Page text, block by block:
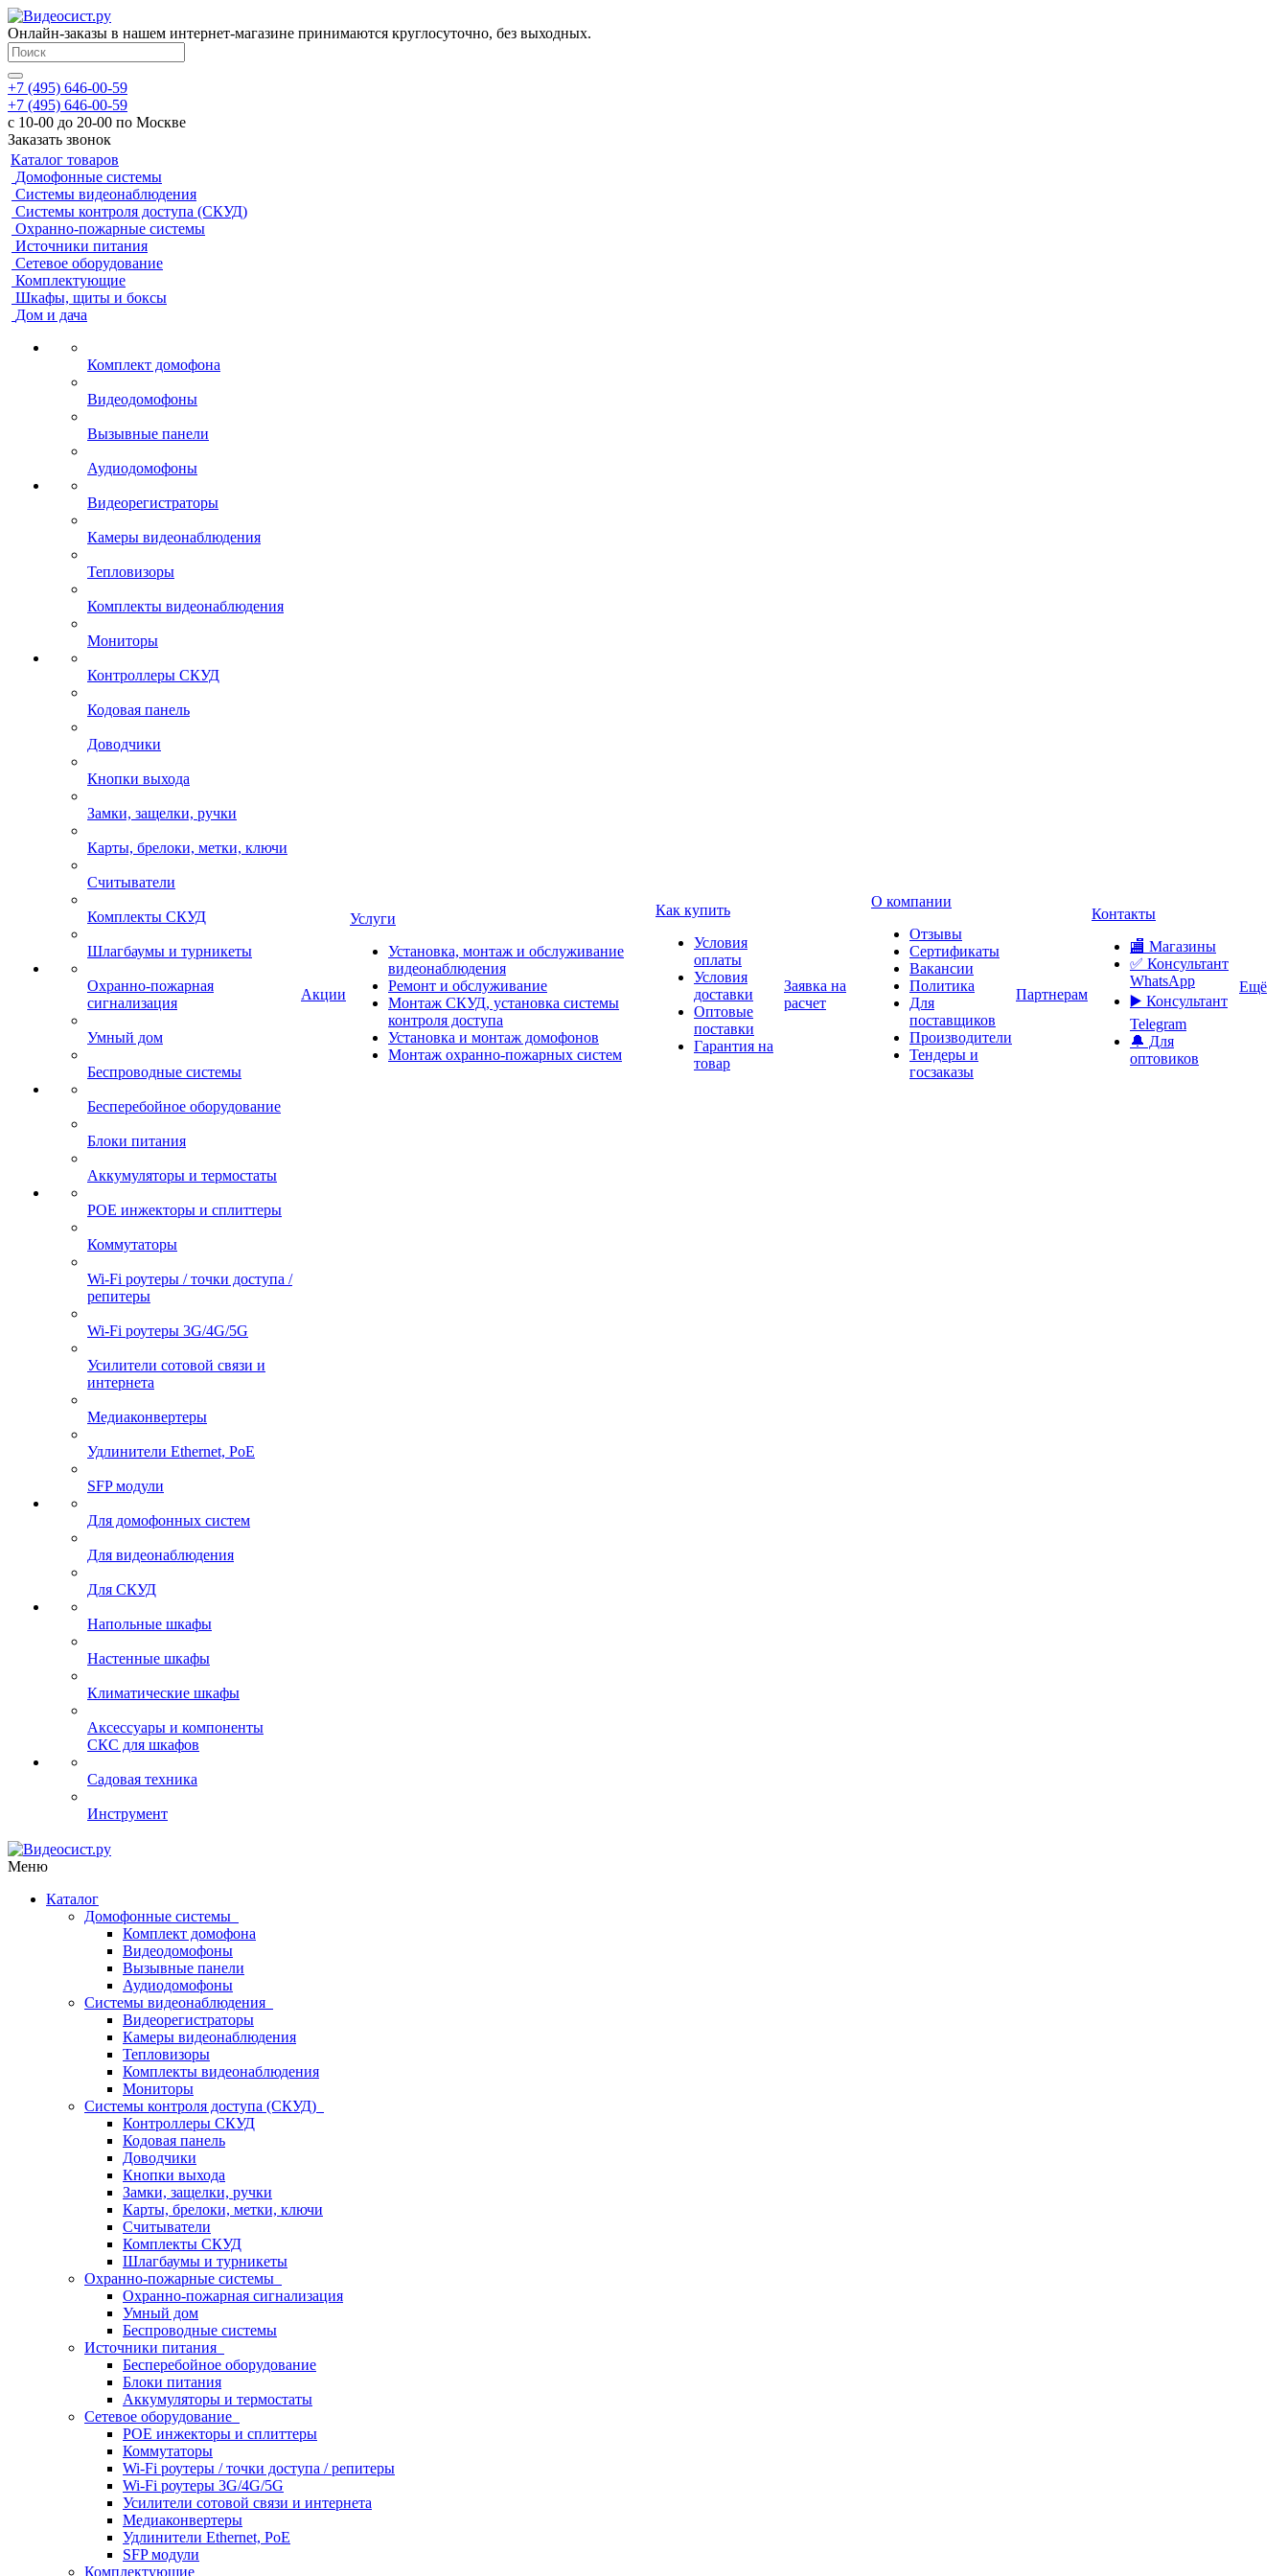
Онлайн-заказы в нашем интернет-магазине принимаются круглосуточно, без выходных.
+7 (495) 646-00-59
+7 (495) 646-00-59
с 10-00 до 20-00 по Москве
Заказать звонок
Каталог товаров
Домофонные системы
Системы видеонаблюдения
Системы контроля доступа (СКУД)
Охранно-пожарные системы
Источники питания
Сетевое оборудование
Комплектующие
Шкафы, щиты и боксы
Дом и дача
Комплект домофона
Видеодомофоны
Вызывные панели
Аудиодомофоны
Видеорегистраторы
Камеры видеонаблюдения
Тепловизоры
Комплекты видеонаблюдения
Мониторы
Контроллеры СКУД
Кодовая панель
Доводчики
Кнопки выхода
Замки, защелки, ручки
Карты, брелоки, метки, ключи
Считыватели
Комплекты СКУД
Шлагбаумы и турникеты
Охранно-пожарная
сигнализация
Умный дом
Беспроводные системы
Бесперебойное оборудование
Блоки питания
Аккумуляторы и термостаты
POE инжекторы и сплиттеры
Коммутаторы
Wi-Fi роутеры / точки доступа /
репитеры
Wi-Fi роутеры 3G/4G/5G
Усилители сотовой связи и
интернета
Медиаконвертеры
Удлинители Ethernet, PoE
SFP модули
Для домофонных систем
Для видеонаблюдения
Для СКУД
Напольные шкафы
Настенные шкафы
Климатические шкафы
Аксессуары и компоненты
СКС для шкафов
Садовая техника
Инструмент
Акции
Услуги
Установка, монтаж и обслуживание
видеонаблюдения
Ремонт и обслуживание
Монтаж СКУД, установка системы
контроля доступа
Установка и монтаж домофонов
Монтаж охранно-пожарных систем
Как купить
Условия
оплаты
Условия
доставки
Оптовые
поставки
Гарантия на
товар
Заявка на
расчет
О компании
Отзывы
Сертификаты
Вакансии
Политика
Для
поставщиков
Производители
Тендеры и
госзаказы
Партнерам
Контакты
🏬 Магазины
✅️ Консультант
WhatsApp
▶️ Консультант
Telegram
🔔 Для
оптовиков
Ещё
Меню
Каталог
Домофонные системы
Комплект домофона
Видеодомофоны
Вызывные панели
Аудиодомофоны
Системы видеонаблюдения
Видеорегистраторы
Камеры видеонаблюдения
Тепловизоры
Комплекты видеонаблюдения
Мониторы
Системы контроля доступа (СКУД)
Контроллеры СКУД
Кодовая панель
Доводчики
Кнопки выхода
Замки, защелки, ручки
Карты, брелоки, метки, ключи
Считыватели
Комплекты СКУД
Шлагбаумы и турникеты
Охранно-пожарные системы
Охранно-пожарная сигнализация
Умный дом
Беспроводные системы
Источники питания
Бесперебойное оборудование
Блоки питания
Аккумуляторы и термостаты
Сетевое оборудование
POE инжекторы и сплиттеры
Коммутаторы
Wi-Fi роутеры / точки доступа / репитеры
Wi-Fi роутеры 3G/4G/5G
Усилители сотовой связи и интернета
Медиаконвертеры
Удлинители Ethernet, PoE
SFP модули
Комплектующие